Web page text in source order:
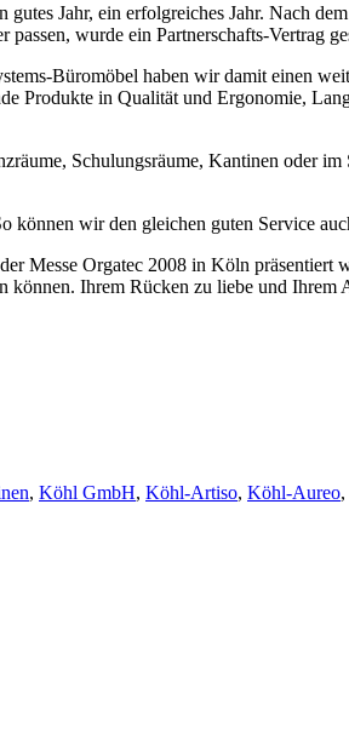
Jahr, ein erfolgreiches Jahr. Nach
wurde ein Partnerschafts-Vertrag
Büromöbel haben wir damit einen
Produkte in Qualität und Ergonomie,
Schulungsräume, Kantinen oder im
wir den gleichen guten Service
Messe Orgatec 2008 in Köln
Ihrem Rücken zu liebe und Ihrem
, Köhl GmbH, Köhl-Artiso, Köhl-Aureo,